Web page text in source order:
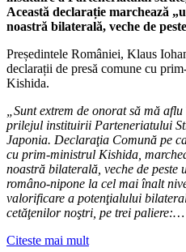
Această declarație marchează
noastră bilaterală, veche de
Președintele României, Klaus
declarații de presă comune cu
Kishida.
„Sunt extrem de onorat să mă
prilejul instituirii Parteneriatului
Japonia. Declaraţia Comună pe
cu prim-ministrul Kishida,
noastră bilaterală, veche de peste
româno-nipone la cel mai înalt
valorificare a potenţialului
cetăţenilor noştri, pe trei paliere:…
Citeste mai mult